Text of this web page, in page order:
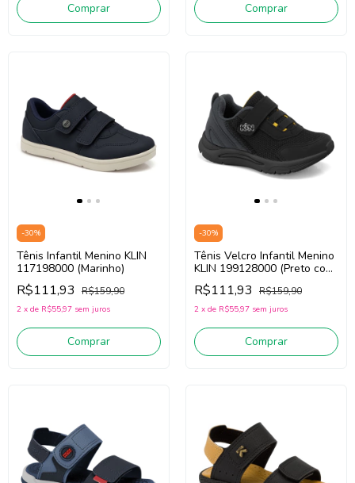
Comprar Comprar
-30%
Tênis Infantil Menino KLIN
117198000 (Marinho)
R$111,93 R$159,90
2 x de R$55,97 sem juros
Comprar
-30%
Tênis Velcro Infantil Menino
KLIN 199128000 (Preto com
Amarelo)
R$111,93 R$159,90
2 x de R$55,97 sem juros
Comprar